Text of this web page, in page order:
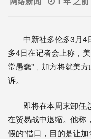
中新社多伦多3月4
多4日在记者会上称，
常愚蠢”，加方将就美
诉。
即将在本周末卸任
在贸易战中退缩。他称
假的”借口，目的是让